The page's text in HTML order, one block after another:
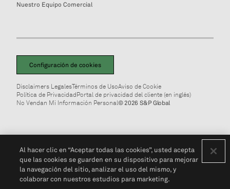
Nuestro Equipo Comercial
Configuración de cookies
Disclaimers LegalesTérminos de UsoAviso de Cookie
Política de PrivacidadPortal de privacidad del cliente (en inglés)
No Vendan Mi Información Personal© 2026 S&P Global
Al hacer clic en “Aceptar todas las cookies”, usted acepta
que las cookies se guarden en su dispositivo para mejorar
la navegación del sitio, analizar el uso del mismo, y
colaborar con nuestros estudios para marketing.